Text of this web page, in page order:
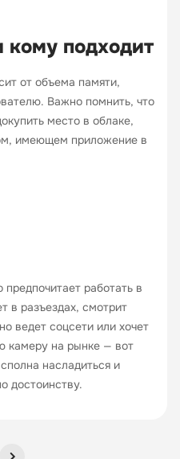
кому подходит
от объема памяти,
Важно помнить, что
место в облаке,
имеющем приложение в
работать в
в разъездах, смотрит
ведет соцсети или хочет
камеру на рынке — вот
насладиться и
достоинству.